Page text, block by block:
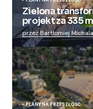
Zielona
projekt za 335
przez Bartłomiej
PLANY NA PRZYSZŁOŚĆ